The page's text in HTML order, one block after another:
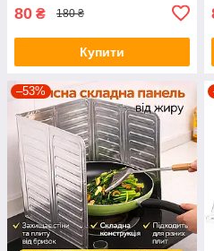
80 ₴ 180 ₴
Купити
–53%